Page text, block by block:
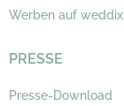
Werben auf weddix
PRESSE
Presse-Download